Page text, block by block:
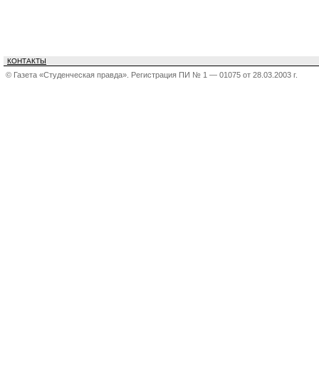
КОНТАКТЫ
© Газета «Студенческая правда». Регистрация ПИ № 1 — 01075 от 28.03.2003 г.